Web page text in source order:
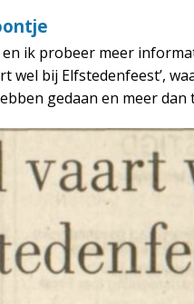
ik probeer meer
wel bij Elfstedenfeest’,
gedaan en meer